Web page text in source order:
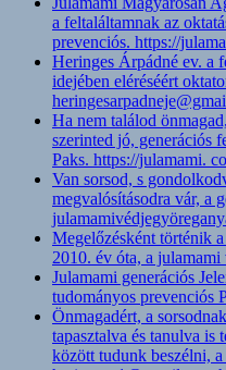
a feltaláltamnak az
prevenciós. https://
Heringes Árpádné ev. a
idejében eléréséért
Ha nem találod
szerinted jó, generációs
Paks. https://julamami.
Van sorsod, s
megvalósításodra vár, a
Megelőzésként történik
2010. év óta, a
Julamami generációs
tudományos prevenciós
Önmagadért, a
tapasztalva és tanulva is
között tudunk beszélni,